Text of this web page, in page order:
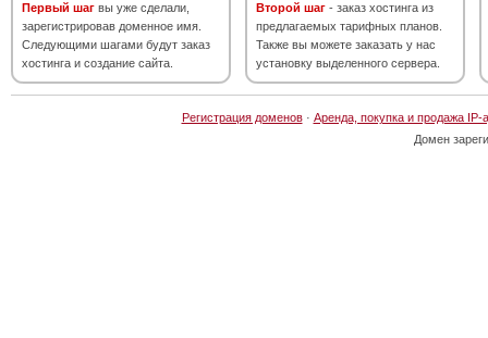
Первый шаг вы уже сделали,
зарегистрировав доменное имя.
Следующими шагами будут заказ
хостинга и создание сайта.
Второй шаг - заказ хостинга из
предлагаемых тарифных планов.
Также вы можете заказать у нас
установку выделенного сервера.
Регистрация доменов· Аренда, покупка и продажа IP-
Домен